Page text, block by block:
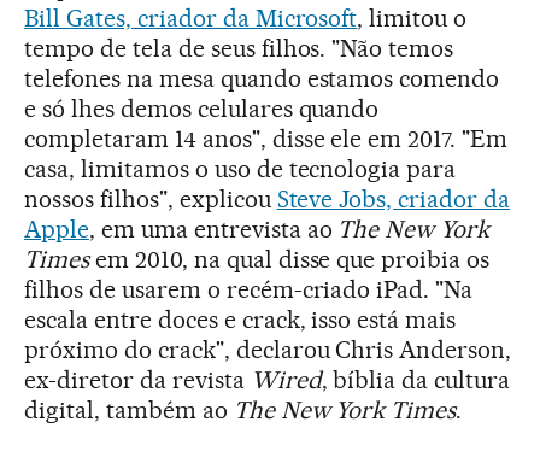
Bill Gates, criador da Microsoft, limitou o
tempo de tela de seus filhos. "Não temos
telefones na mesa quando estamos comendo
e só lhes demos celulares quando
completaram 14 anos", disse ele em 2017. "Em
casa, limitamos o uso de tecnologia para
nossos filhos", explicou Steve Jobs, criador da
Apple, em uma entrevista ao The New York
Timesem 2010, na qual disse que proibia os
filhos de usarem o recém-criado iPad. "Na
escala entre doces e crack, isso está mais
próximo do crack", declarou Chris Anderson,
ex-diretor da revista Wired, bíblia da cultura
digital, também ao The New York Times.